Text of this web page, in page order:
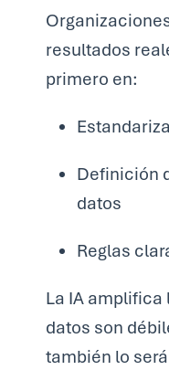
resultados
primero en:
Definición
datos
Reglas
La IA amplifica
datos son
también lo